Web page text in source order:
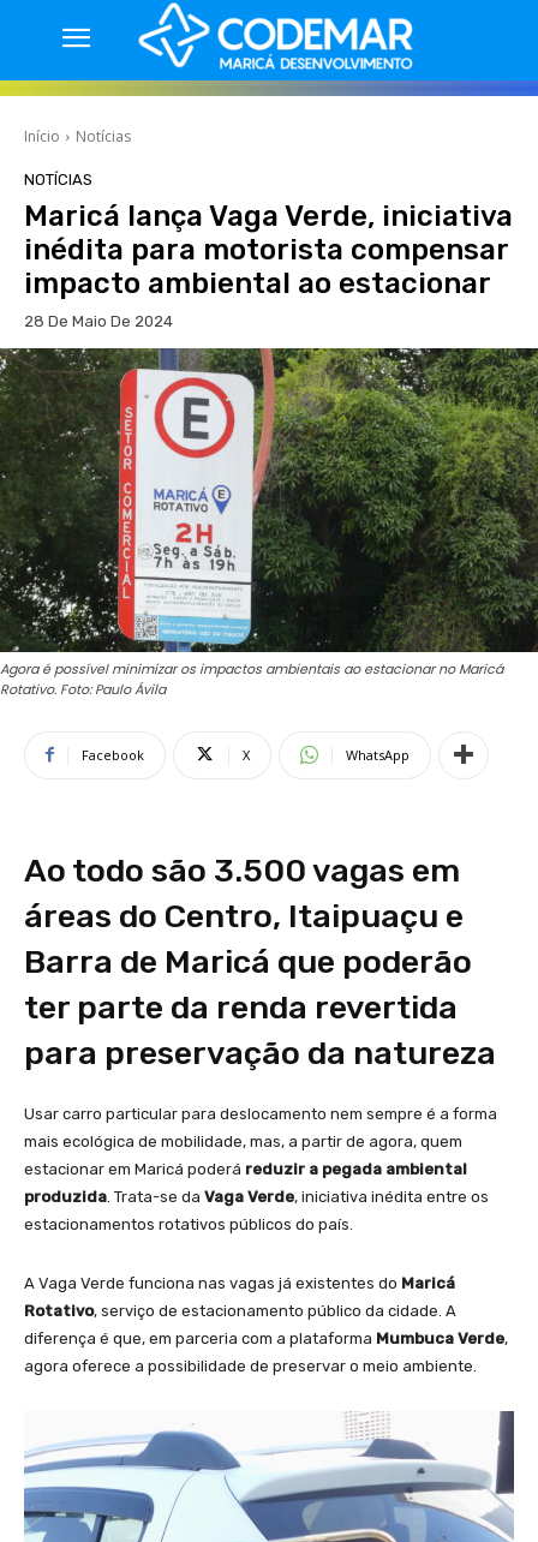
Início Notícias
NOTÍCIAS
Maricá lança Vaga Verde, iniciativa
inédita para motorista compensar
impacto ambiental ao estacionar
28 De Maio De 2024
Agora é possível minimizar os impactos ambientais ao estacionar no Maricá
Rotativo. Foto: Paulo Ávila
Facebook X WhatsApp
Ao todo são 3.500 vagas em
áreas do Centro, Itaipuaçu e
Barra de Maricá que poderão
ter parte da renda revertida
para preservação da natureza
Usar carro particular para deslocamento nem sempre é a forma
mais ecológica de mobilidade, mas, a partir de agora, quem
estacionar em Maricá poderá reduzir a pegada ambiental
produzida . Trata-se da Vaga Verde, iniciativa inédita entre os
estacionamentos rotativos públicos do país.
A Vaga Verde funciona nas vagas já existentes do Maricá
Rotativo, serviço de estacionamento público da cidade. A
diferença é que, em parceria com a plataforma Mumbuca Verde,
agora oferece a possibilidade de preservar o meio ambiente.